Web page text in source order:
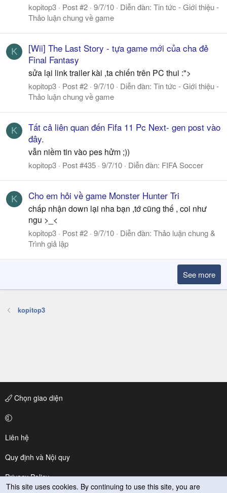
kopitop3 Post #2 9/7/10 Diễn đàn: Tin tức - Giới thiệu -
Thảo luận chung về game
K
[Wii] The Last Story - tựa game mới của cha đẻ
Final Fantasy
sửa lại link trailer kài ,ta chiến trên PC thui :">
kopitop3 Post #2 9/7/10 Diễn đàn: Tin tức - Giới thiệu -
Thảo luận chung về game
K
Tất cả liên quan đến Fifa 11 Pc Next- gen post vào
đây.
vẫn niềm tin vào pes hửm ;))
kopitop3 Post #435 9/7/10 Diễn đàn: FIFA Soccer
K Cho em hỏi về game Monster Hunter Tri
chấp nhận down lại nha bạn ,tớ cũng thế , coi như
ngu >_<
kopitop3 Post #2 9/7/10 Diễn đàn: Thảo luận chung &
Trình giả lập
See more
kopitop3
Chọn giao diện
Liên hệ
Quy định và Nội quy
Privacy Policy
This site uses cookies. By continuing to use this site, you are